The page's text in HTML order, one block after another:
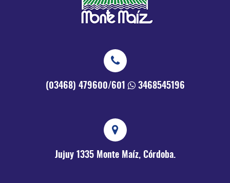
(03468) 479600/601 3468545196
Jujuy 1335 Monte Maíz, Córdoba.